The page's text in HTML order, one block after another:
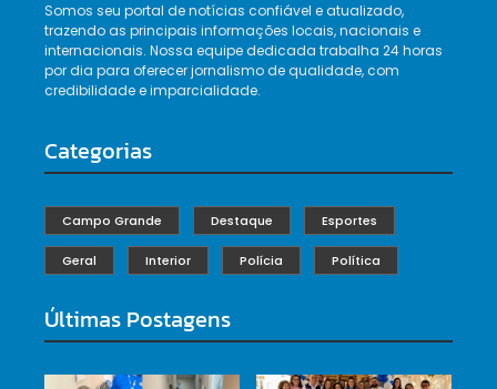
Somos seu portal de notícias confiável e atualizado,
trazendo as principais informações locais, nacionais e
internacionais. Nossa equipe dedicada trabalha 24 horas
por dia para oferecer jornalismo de qualidade, com
credibilidade e imparcialidade.
Categorias
Campo Grande Destaque Esportes
Geral Interior Polícia Política
Últimas Postagens